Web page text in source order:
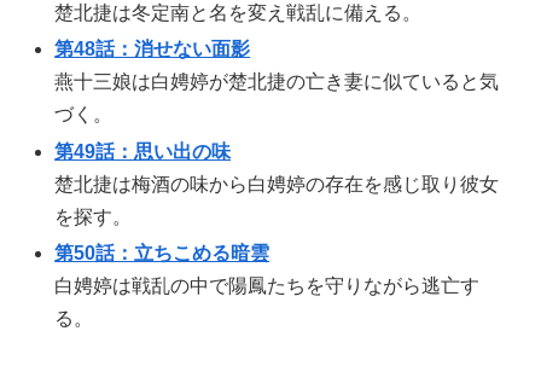
楚北捷は冬定南と名を変え戦乱に備える。
第48話：消せない面影
燕十三娘は白娉婷が楚北捷の亡き妻に似ていると気
づく。
第49話：思い出の味
楚北捷は梅酒の味から白娉婷の存在を感じ取り彼女
を探す。
第50話：立ちこめる暗雲
白娉婷は戦乱の中で陽鳳たちを守りながら逃亡す
る。